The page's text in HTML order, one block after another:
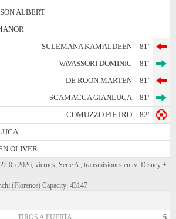
ALBERT
SULEMANA KAMALDEEN
81'
VAVASSORI DOMINIC
81'
DE ROON MARTEN
81'
SCAMACCA GIANLUCA
81'
COMUZZO PIETRO
82'
OLIVER
viernes, Serie A , transmisiones en tv: Disney +
(Florence) Capacity: 43147
TIROS A PUERTA 6